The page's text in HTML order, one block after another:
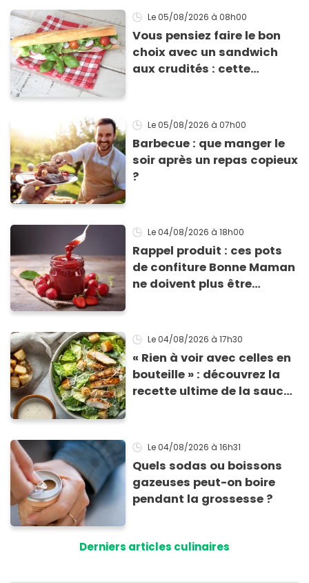
Le 05/08/2026 à 08h00
Vous pensiez faire le bon
choix avec un sandwich
aux crudités : cette
Le 05/08/2026 à 07h00
Barbecue : que manger le
soir après un repas copieux
?
Le 04/08/2026 à 18h00
Rappel produit : ces pots
de confiture Bonne Maman
ne doivent plus être
morceaux de verre
Le 04/08/2026 à 17h30
« Rien à voir avec celles en
bouteille » : découvrez la
recette ultime de la sauce
Le 04/08/2026 à 16h31
Quels sodas ou boissons
gazeuses peut-on boire
pendant la grossesse ?
Derniers articles culinaires